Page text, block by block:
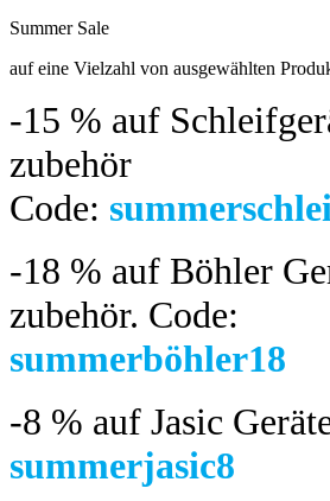
Summer Sale
auf eine Vielzahl von ausgewählten
-15 % auf
zubehör
Code:
-18 % auf Böhler
zubehör. Code:
summerböhler18
-8 % auf Jasic
summerjasic8